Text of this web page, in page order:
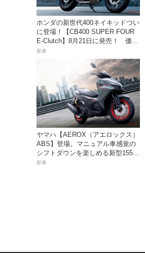
ホンダの新世代400ネイキッドつい
に登場！【CB400 SUPER FOUR
E-Clutch】8月21日に発売！ 価格
99万8800円
新車
ヤマハ【AEROX（アエロックス）
ABS】登場。マニュアル車感覚の
シフトダウンを楽しめる新型155cc
スポーツスクーター8月31日発売。
新車